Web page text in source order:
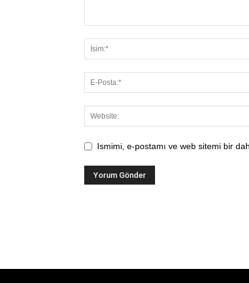
Ismimi, e-postamı ve web sitemi bir